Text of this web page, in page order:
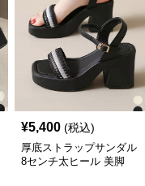
¥5,400 (税込)
厚底ストラップサンダル
8センチ太ヒール 美脚